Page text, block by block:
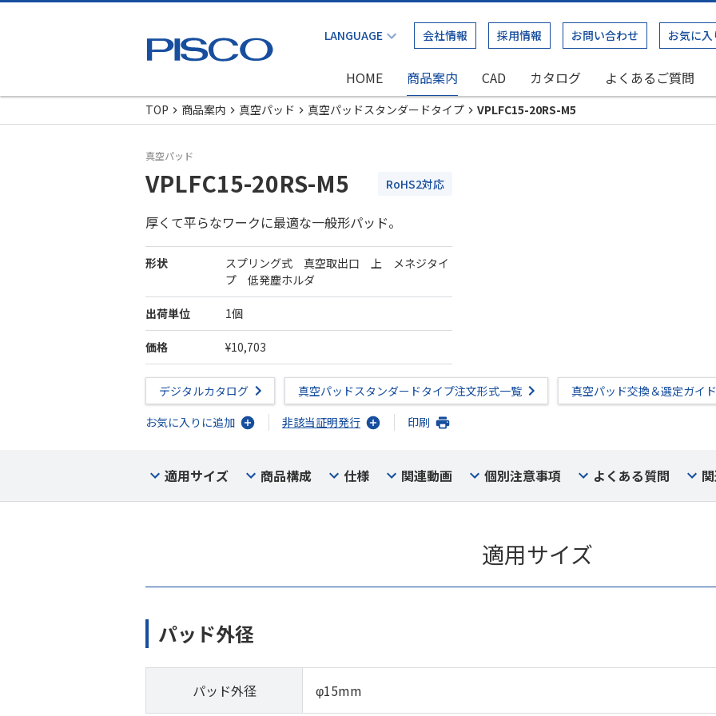
会社情報 採用情報 お問い合わせ お気に入
HOME 商品案内 CAD カタログ よくあるご質問
TOP
商品案内 真空パッド 真空パッドスタンダードタイプ VPLFC15-20RS-M5
真空パッド
VPLFC15-20RS-M5 RoHS2対応
厚くて平らなワークに最適な一般形パッド。
形状
スプリング式 真空取出口 上 メネジタイ
プ 低発塵ホルダ
出荷単位 1個
価格 ¥10,703
デジタルカタログ 真空パッドスタンダードタイプ注文形式一覧
真空パッド交換＆選定ガイド
お気に入りに追加
非該当証明発行 印刷
適用サイズ 商品構成 仕様 関連動画 個別注意事項 よくある質問
適用サイズ
パッド外径
パッド外径 φ15mm